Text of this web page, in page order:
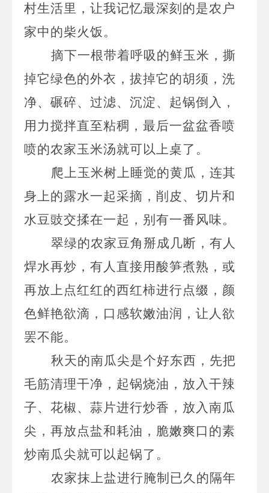
村生活里，让我记忆最深刻的是农户
家中的柴火饭。
摘下一根带着呼吸的鲜玉米，撕
掉它绿色的外衣，拔掉它的胡须，洗
净、碾碎、过滤、沉淀、起锅倒入，
用力搅拌直至粘稠，最后一盆盆香喷
喷的农家玉米汤就可以上桌了。
爬上玉米树上睡觉的黄瓜，连其
身上的露水一起采摘，削皮、切片和
水豆豉交揉在一起，别有一番风味。
翠绿的农家豆角掰成几断，有人
焊水再炒，有人直接用酸笋煮熟，或
再放上点红红的西红柿进行点缀，颜
色鲜艳欲滴，口感软嫩油润，让人欲
罢不能。
秋天的南瓜尖是个好东西，先把
毛筋清理干净，起锅烧油，放入干辣
子、花椒、蒜片进行炒香，放入南瓜
尖，再放点盐和耗油，脆嫩爽口的素
炒南瓜尖就可以起锅了。
农家抹上盐进行腌制已久的隔年